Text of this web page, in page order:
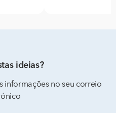
ideias?
informações no seu correio